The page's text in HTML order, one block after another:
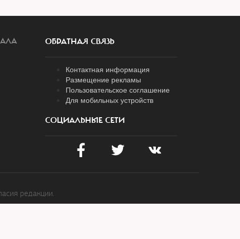
ОБРАТНАЯ СВЯЗЬ
Контактная информация
Размещение рекламы
Пользовательское соглашение
Для мобильных устройств
СОЦИАЛЬНЫЕ СЕТИ
редакции.